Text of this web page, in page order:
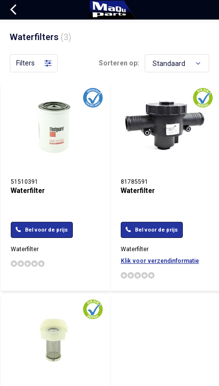
Waterfilters (3)
Filters Sorteren op:
51510391
Waterfilter
Bel voor de prijs
Waterfilter
81785591
Waterfilter
Bel voor de prijs
Waterfilter
Klik voor verzendinformatie